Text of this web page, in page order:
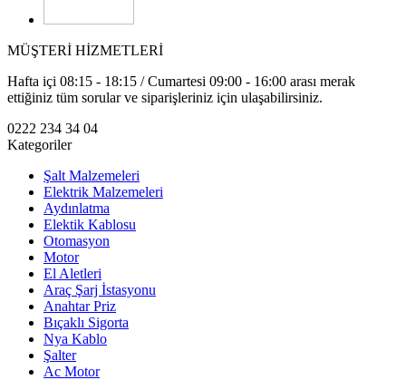
MÜŞTERİ HİZMETLERİ
Hafta içi 08:15 - 18:15 / Cumartesi 09:00 - 16:00 arası merak
ettiğiniz tüm sorular ve siparişleriniz için ulaşabilirsiniz.
0222 234 34 04
Kategoriler
Şalt Malzemeleri
Elektrik Malzemeleri
Aydınlatma
Elektik Kablosu
Otomasyon
Motor
El Aletleri
Araç Şarj İstasyonu
Anahtar Priz
Bıçaklı Sigorta
Nya Kablo
Şalter
Ac Motor